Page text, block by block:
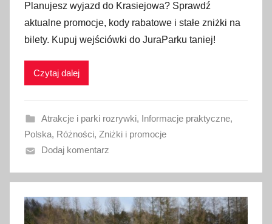
u
b
l
i
a
n
o
s
i
Planujesz wyjazd do Krasiejowa? Sprawdź
aktualne promocje, kody rabatowe i stałe zniżki na
bilety. Kupuj wejściówki do JuraParku taniej!
Czytaj dalej
Atrakcje i parki rozrywki, Informacje praktyczne,
Polska, Różności, Zniżki i promocje
Dodaj komentarz